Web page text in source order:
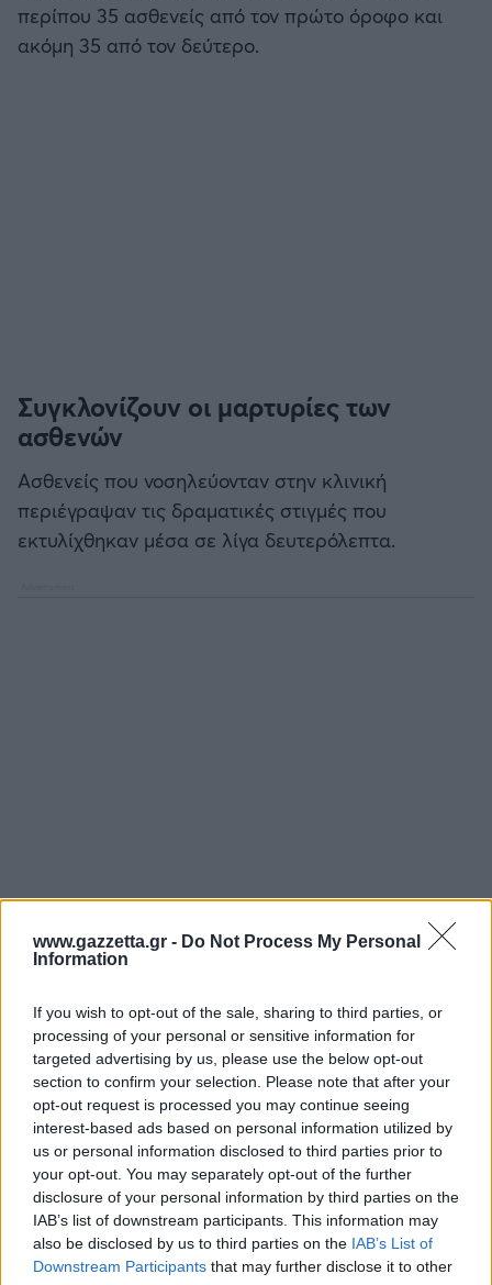
www.gazzetta.gr - Do Not Process My Personal
Information
If you wish to opt-out of the sale, sharing to third parties, or
processing of your personal or sensitive information for
targeted advertising by us, please use the below opt-out
section to confirm your selection. Please note that after your
opt-out request is processed you may continue seeing
interest-based ads based on personal information utilized by
us or personal information disclosed to third parties prior to
your opt-out. You may separately opt-out of the further
disclosure of your personal information by third parties on the
IAB’s list of downstream participants. This information may
also be disclosed by us to third parties on the IAB’s List of
Downstream Participants that may further disclose it to other
περίπου 35 ασθενείς από τον πρώτο όροφο και
ακόμη 35 από τον δεύτερο.
Συγκλονίζουν οι μαρτυρίες των
ασθενών
Ασθενείς που νοσηλεύονταν στην κλινική
περιέγραψαν τις δραματικές στιγμές που
εκτυλίχθηκαν μέσα σε λίγα δευτερόλεπτα.
«Γύρω στις 5 το ξημέρωμα ξεκίνησε η φωτιά.